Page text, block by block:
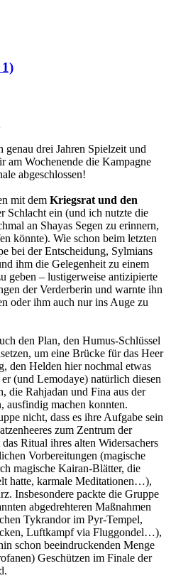
drei Jahren Spielzeit und
am Wochenende die Kampagne
abgeschlossen!
mit dem Kriegsrat und den
Schlacht ein (und ich nutzte die
an Shayas Segen zu erinnern,
könnte). Wie schon beim letzten
bei der Entscheidung, Sylmians
ihm die Gelegenheit zu einem
geben – lustigerweise antizipierte
der Verderberin und warnte ihn
oder ihm auch nur ins Auge zu
den Plan, den Humus-Schlüssel
um eine Brücke für das Heer
den Helden hier nochmal etwas
(und Lemodaye) natürlich diesen
die Rahjadan und Fina aus der
ausfindig machen konnten.
nicht, dass es ihre Aufgabe sein
zum Zentrum der
Ritual ihres alten Widersachers
Vorbereitungen (magische
magische Kairan-Blätter, die
hatte, karmale Meditationen…),
Insbesondere packte die Gruppe
abgedrehteren Maßnahmen
Tykrandor im Pyr-Tempel,
Luftkampf via Fluggondel…),
schon beeindruckenden Menge
Geschützen im Finale der